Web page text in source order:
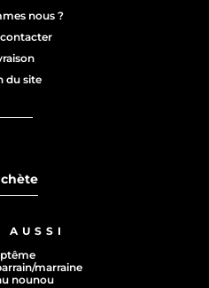
nous ?
du site
AUSSI
marraine
nounou